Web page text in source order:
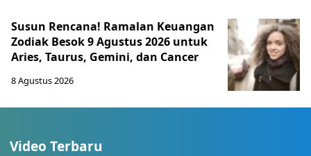
Susun Rencana! Ramalan Keuangan
Zodiak Besok 9 Agustus 2026 untuk
Aries, Taurus, Gemini, dan Cancer
8 Agustus 2026
Video Terbaru